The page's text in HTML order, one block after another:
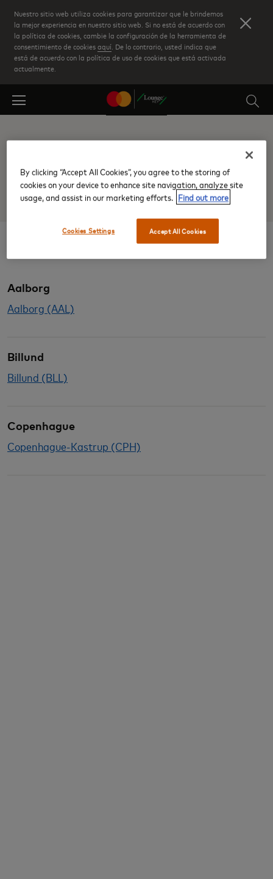
Skip
to
main
content
Nuestro sitio web utiliza cookies para garantizar que le brindemos
la mejor experiencia en nuestro sitio web. Si no está de acuerdo con
la política de cookies, cambie la configuración de la herramienta de
consentimiento de cookiesaquí . De lo contrario, usted indica que
está de acuerdo con la política de uso de cookies que está activada
actualmente.
Salas VIP y
Ofertas
Salas VIP y Ofertas en Dinamarca
Aalborg
Aalborg (AAL)
Billund
Billund (BLL)
Copenhague
Copenhague-Kastrup (CPH)
By clicking “Accept All Cookies”, you agree to the storing of
cookies on your device to enhance site navigation, analyze site
usage, and assist in our marketing efforts. Find out more
Accept All Cookies
Cookies Settings